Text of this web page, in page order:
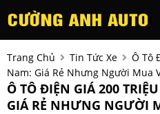
Trang Chủ Tin Tức Xe
Ô Tô
Nam: Giá Rẻ Nhưng Người Mua
Ô TÔ ĐIỆN GIÁ 200
GIÁ RẺ NHƯNG NGƯỜI